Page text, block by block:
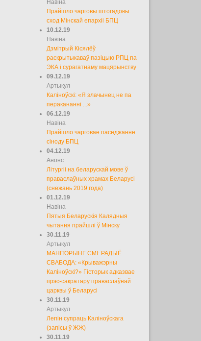
Навіна
Прайшло чарговы штогадовы
сход Мінскай епархіі БПЦ
10.12.19
Навіна
Дзмітрый Кісялёў
раскрытыкаваў пазіцыю РПЦ па
ЭКА і сурагатнаму мацярынству
09.12.19
Артыкул
Каліноўскі: «Я злачынец не па
перакананні ...»
06.12.19
Навіна
Прайшло чарговае паседжанне
сіноду БПЦ
04.12.19
Анонс
Літургіі на беларускай мове ў
праваслаўных храмах Беларусі
(снежань 2019 года)
01.12.19
Навіна
Пятыя Беларускія Калядныя
чытання прайшлі ў Мінску
30.11.19
Артыкул
МАНІТОРЫНГ СМІ: РАДЫЁ
СВАБОДА: «Крыважэрны
Каліноўскі?» Гісторык адказвае
прэс-сакратару праваслаўнай
царквы ў Беларусі
30.11.19
Артыкул
Лепін супраць Каліноўскага
(запісы ў ЖЖ)
30.11.19